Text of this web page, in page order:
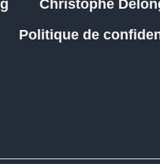
Christophe
Politique de